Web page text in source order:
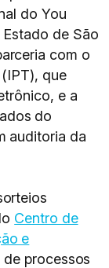
do You
de São
com o
que
e a
do
auditoria da
Centro de
e
processos